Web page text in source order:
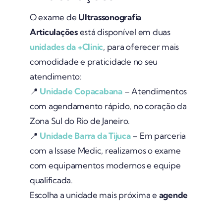
O exame de Ultrassonografia
Articulaçõesestá disponível em duas
unidades da +Clinic, para oferecer mais
comodidade e praticidade no seu
atendimento:
📍 Unidade Copacabana– Atendimentos
com agendamento rápido, no coração da
Zona Sul do Rio de Janeiro.
📍 Unidade Barra da Tijuca– Em parceria
com a Issase Medic, realizamos o exame
com equipamentos modernos e equipe
qualificada.
Escolha a unidade mais próxima e agende